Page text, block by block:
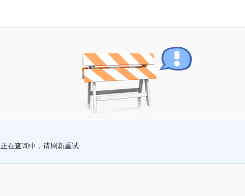
正在查询中，请刷新重试